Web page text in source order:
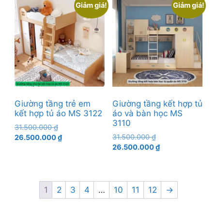
11.900.000 ₫.
13.800.000 ₫.
Giảm giá!
Giường tầng trẻ em
kết hợp tủ áo MS 3122
31.500.000₫Giá
gốc
26.500.000₫Giá
Giảm giá!
Giường tầng kết hợp tủ
áo và bàn học MS
3110
31.500.000₫Giá
gốc
26.500.000₫Giá
26.500.000 ₫.
1 2 3 4 … 10 11 12 →